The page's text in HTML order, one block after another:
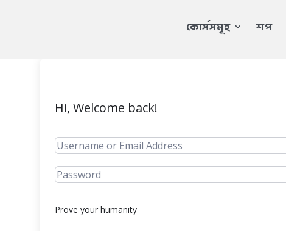
কোর্সসমূহ শপ
Hi, Welcome back!
Prove your humanity